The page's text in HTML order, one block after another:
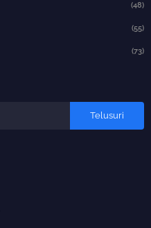
(48)
(55)
(73)